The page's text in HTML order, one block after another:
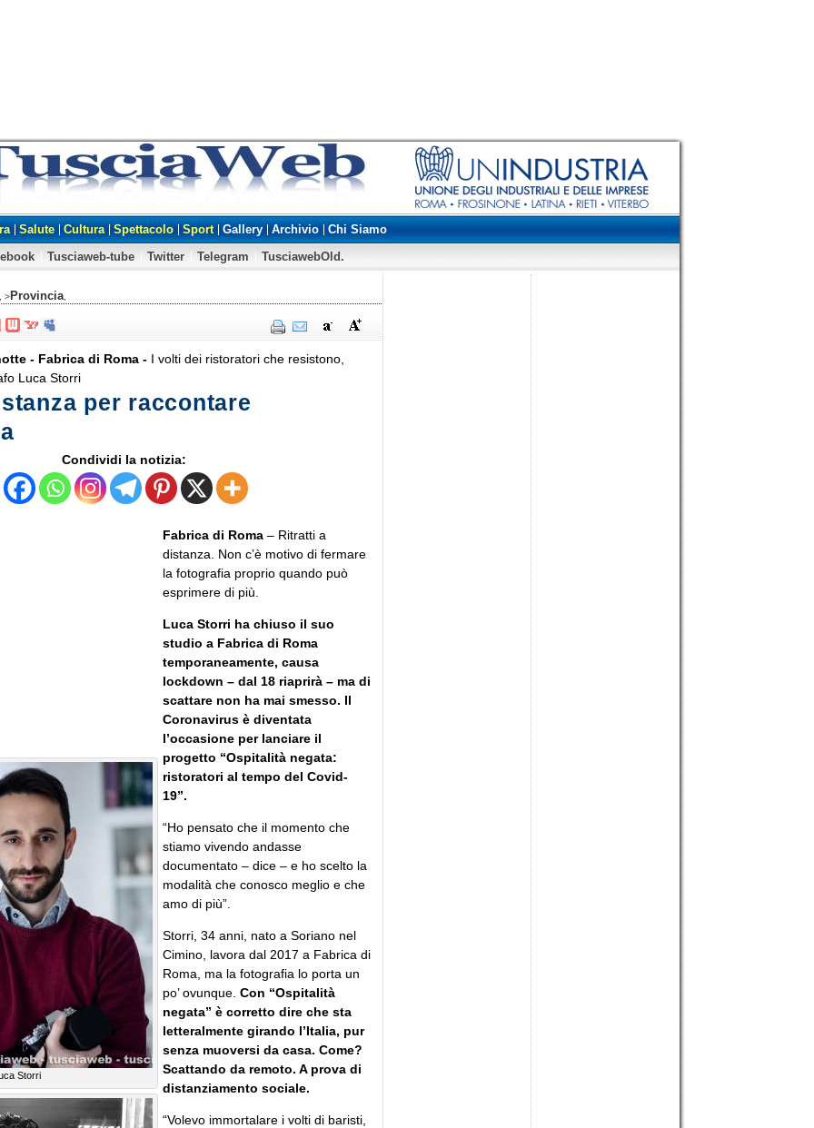
Salute Cultura Spettacolo Sport Gallery Archivio
Chi Siamo
Tusciaweb-tube Twitter Telegram TusciawebOld.
, >Provincia
- Fabrica di Roma - I volti dei ristoratori che resistono,
Luca Storri
per raccontare
Condividi la notizia:
Storri
Fabrica di Roma – Ritratti a
distanza. Non c’è motivo di fermare
la fotografia proprio quando può
esprimere di più.
Luca Storri ha chiuso il suo
studio a Fabrica di Roma
temporaneamente, causa
lockdown – dal 18 riaprirà – ma di
scattare non ha mai smesso. Il
Coronavirus è diventata
l’occasione per lanciare il
progetto “Ospitalità negata:
ristoratori al tempo del Covid-
19”.
“Ho pensato che il momento che
stiamo vivendo andasse
documentato – dice – e ho scelto la
modalità che conosco meglio e che
amo di più”.
Storri, 34 anni, nato a Soriano nel
Cimino, lavora dal 2017 a Fabrica di
Roma, ma la fotografia lo porta un
po’ ovunque. Con “Ospitalità
negata” è corretto dire che sta
letteralmente girando l’Italia, pur
senza muoversi da casa. Come?
Scattando da remoto. A prova di
distanziamento sociale.
“Volevo immortalare i volti di baristi,